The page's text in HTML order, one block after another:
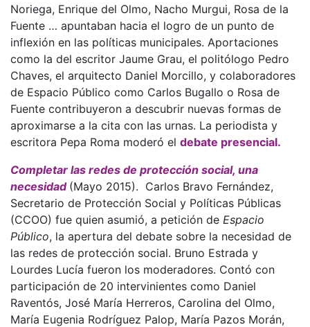
Noriega, Enrique del Olmo, Nacho Murgui, Rosa de la
Fuente … apuntaban hacia el logro de un punto de
inflexión en las políticas municipales. Aportaciones
como la del escritor Jaume Grau, el politólogo Pedro
Chaves, el arquitecto Daniel Morcillo, y colaboradores
de Espacio Público como Carlos Bugallo o Rosa de
Fuente contribuyeron a descubrir nuevas formas de
aproximarse a la cita con las urnas. La periodista y
escritora Pepa Roma moderó el debate presencial.
Completar las redes de protección social, una
necesidad (Mayo 2015). Carlos Bravo Fernández,
Secretario de Protección Social y Políticas Públicas
(CCOO) fue quien asumió, a petición de Espacio
Público, la apertura del debate sobre la necesidad de
las redes de protección social. Bruno Estrada y
Lourdes Lucía fueron los moderadores. Contó con
participación de 20 intervinientes como Daniel
Raventós, José María Herreros, Carolina del Olmo,
María Eugenia Rodríguez Palop, María Pazos Morán,